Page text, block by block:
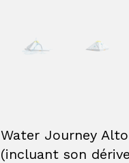
Water Journey
(incluant son